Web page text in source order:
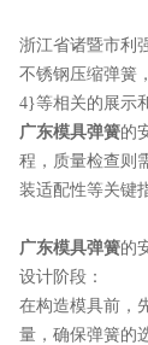
浙江省诸暨市利
不锈钢压缩弹簧
4}等相关的展示
广东模具弹簧的
程，质量检查则
装适配性等关键
广东模具弹簧的
设计阶段：
在构造模具前，
量，确保弹簧的